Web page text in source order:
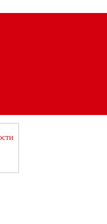
области на сайте